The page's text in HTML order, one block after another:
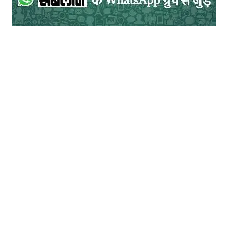
लोक परम्पराएं आज भी उसी रूप में मौजूद है।